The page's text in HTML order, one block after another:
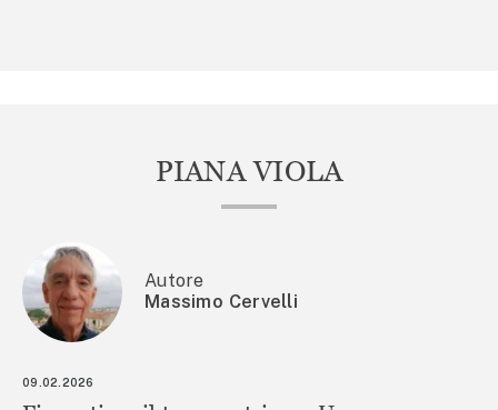
PIANA VIOLA
Autore
Massimo Cervelli
09.02.2026